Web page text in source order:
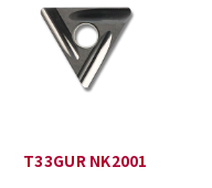
T33GUR NK2001